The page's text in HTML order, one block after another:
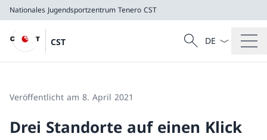
Nationales Jugendsportzentrum Tenero CST
CST
CST
Suche
Suche
Sprach
Veröffentlicht am 8. April 2021
Drei Standorte auf einen Klick